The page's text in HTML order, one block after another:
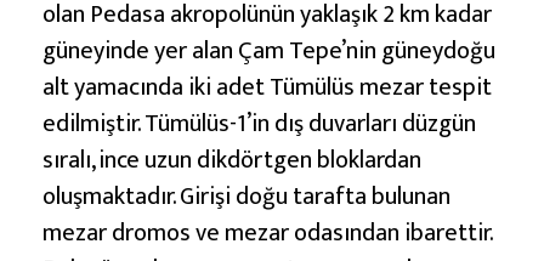
olan Pedasa akropolünün yaklaşık 2 km kadar
güneyinde yer alan Çam Tepe’nin güneydoğu
alt yamacında iki adet Tümülüs mezar tespit
edilmiştir. Tümülüs-1’in dış duvarları düzgün
sıralı, ince uzun dikdörtgen bloklardan
oluşmaktadır. Girişi doğu tarafta bulunan
mezar dromos ve mezar odasından ibarettir.